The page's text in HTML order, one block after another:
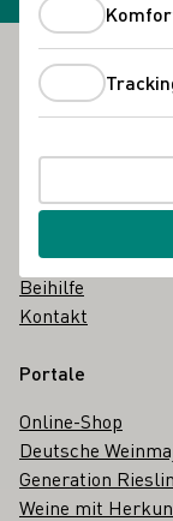
Fußbereich
Das DWI
Über uns in
Glossar
Beihilfe
Kontakt
Portale
Online-Shop
Deutsche
Generation
Weine mit